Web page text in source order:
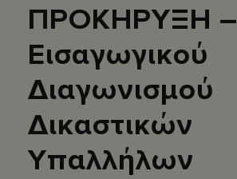
ΠΡΟΚΗΡΥΞΗ –
Εισαγωγικού
Διαγωνισμού
Δικαστικών
Υπαλλήλων